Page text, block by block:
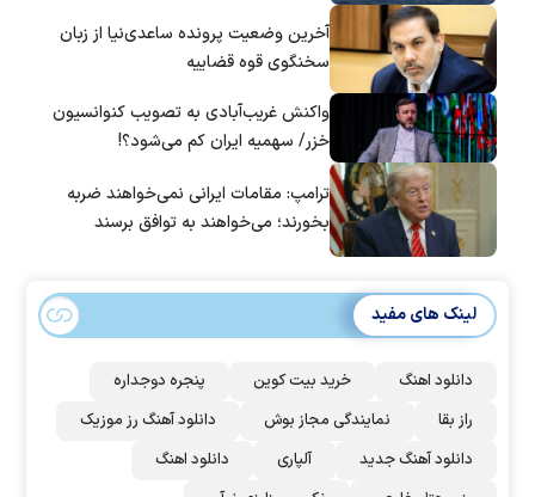
آخرین وضعیت پرونده ساعدی‌نیا از زبان
سخنگوی قوه قضاییه
واکنش غریب‌آبادی به تصویب کنوانسیون
خزر/ سهمیه ایران کم می‌شود؟!
ترامپ: مقامات ایرانی نمی‌خواهند ضربه
بخورند؛ می‌خواهند به توافق برسند
لینک های مفید
دانلود اهنگ خرید بیت کوین
پنجره دوجداره
راز بقا
نمایندگی مجاز بوش
دانلود آهنگ رز‌ موزیک
دانلود آهنگ جدید
آلپاری
دانلود اهنگ